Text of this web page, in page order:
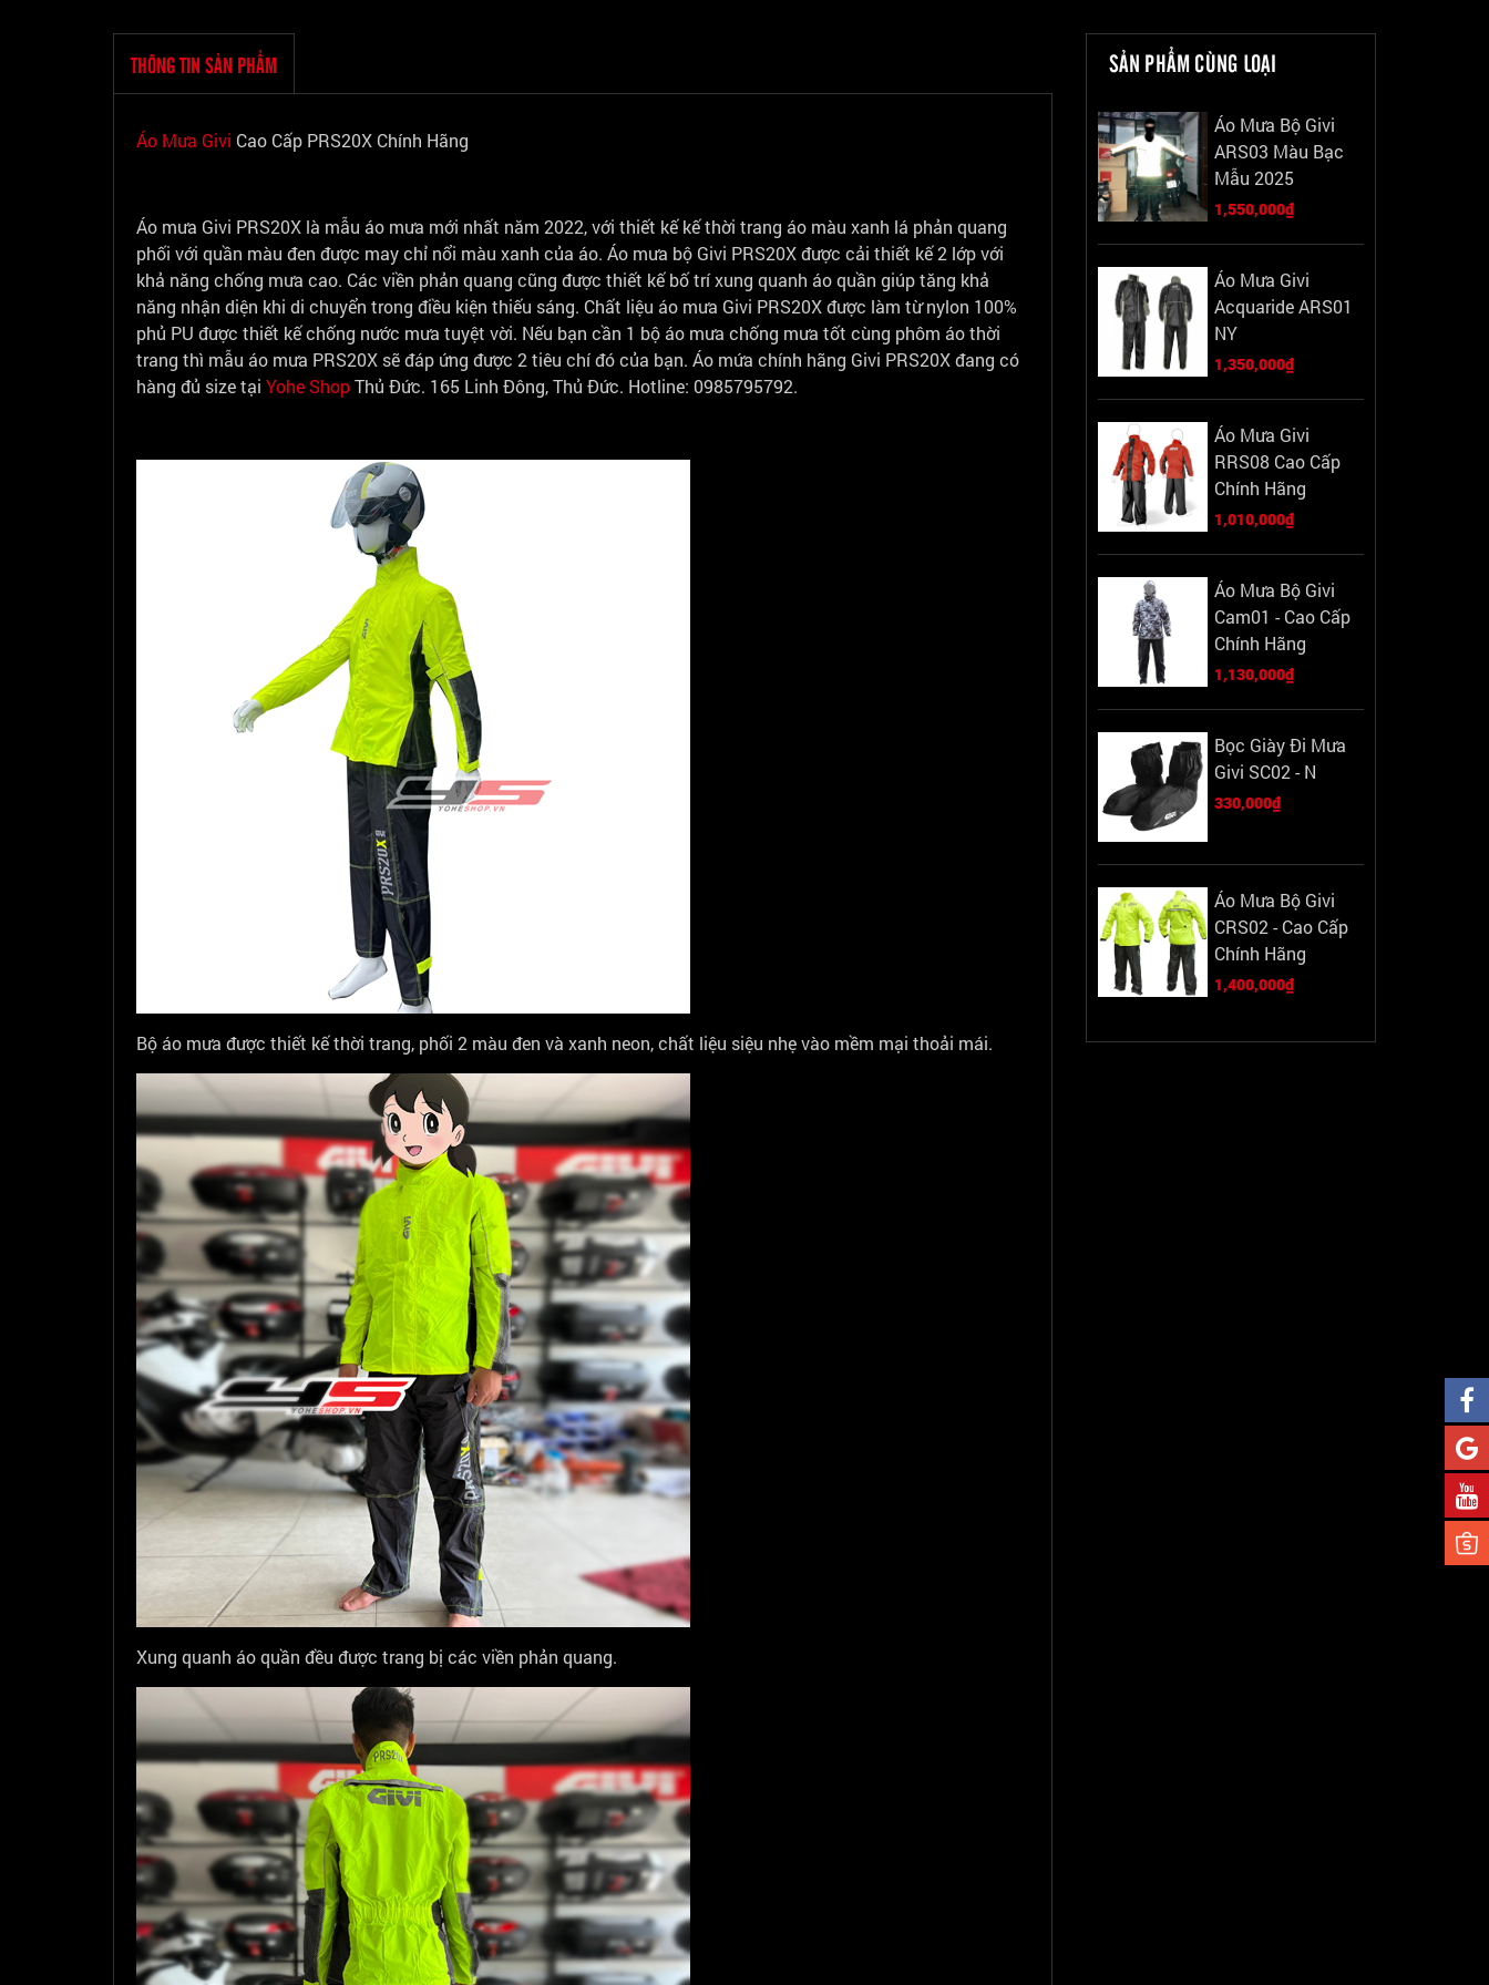
THÔNG TIN SẢN PHẨM
Áo Mưa Givi Cao Cấp PRS20X Chính Hãng
Áo mưa Givi PRS20X là mẫu áo mưa mới nhất năm 2022, với thiết kế kế thời trang áo màu xanh lá phản quang
phối với quần màu đen được may chỉ nổi màu xanh của áo. Áo mưa bộ Givi PRS20X được cải thiết kế 2 lớp với
khả năng chống mưa cao. Các viền phản quang cũng được thiết kế bố trí xung quanh áo quần giúp tăng khả
năng nhận diện khi di chuyển trong điều kiện thiếu sáng. Chất liệu áo mưa Givi PRS20X được làm từ nylon 100%
phủ PU được thiết kế chống nước mưa tuyệt vời. Nếu bạn cần 1 bộ áo mưa chống mưa tốt cùng phôm áo thời
trang thì mẫu áo mưa PRS20X sẽ đáp ứng được 2 tiêu chí đó của bạn. Áo mứa chính hãng Givi PRS20X đang có
hàng đủ size tại Yohe ShopThủ Đức. 165 Linh Đông, Thủ Đức. Hotline: 0985795792.
Bộ áo mưa được thiết kế thời trang, phối 2 màu đen và xanh neon, chất liệu siệu nhẹ vào mềm mại thoải mái.
Xung quanh áo quần đều được trang bị các viền phản quang.
SẢN PHẨM CÙNG LOẠI
Áo Mưa Bộ Givi
ARS03 Màu Bạc
Mẫu 2025
1,550,000₫
Áo Mưa Givi
Acquaride ARS01
NY
1,350,000₫
Áo Mưa Givi
RRS08 Cao Cấp
Chính Hãng
1,010,000₫
Áo Mưa Bộ Givi
Cam01 - Cao Cấp
Chính Hãng
1,130,000₫
Bọc Giày Đi Mưa
Givi SC02 - N
330,000₫
Áo Mưa Bộ Givi
CRS02 - Cao Cấp
Chính Hãng
1,400,000₫